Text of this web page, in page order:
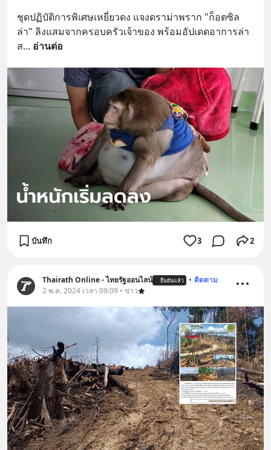
ชุดปฏิบัติการพิเศษเหยี่ยวดง แจงดราม่าพราก "ก็อตซิล
ล่า" ลิงแสมจากครอบครัวเจ้าของ พร้อมอัปเดตอาการล่า
ส... อ่านต่อ
บันทึก 3 2
Thairath Online - ไทยรัฐออนไลน์ ยืนยันแล้ว • ติดตาม
2 พ.ค. 2024 เวลา 09:09 • ข่าว